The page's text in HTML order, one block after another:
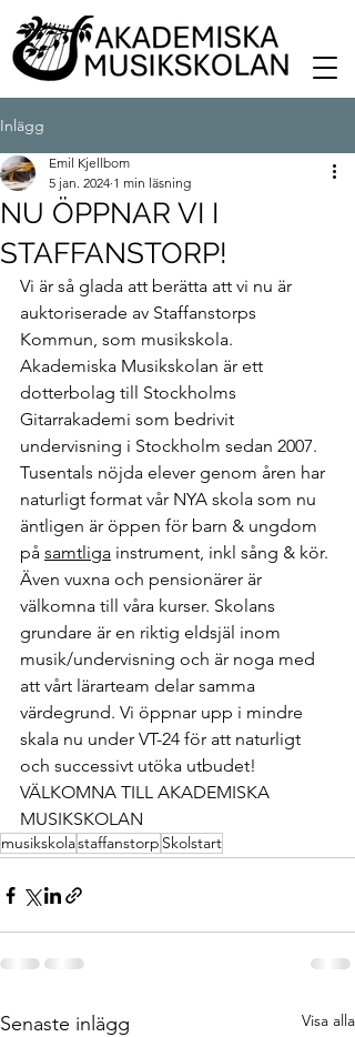
Inlägg
NU ÖPPNAR VI I
STAFFANSTORP!
Emil Kjellbom
5 jan. 2024 1 min läsning
Vi är så glada att berätta att vi nu är
auktoriserade av Staffanstorps
Kommun, som musikskola.
Akademiska Musikskolan är ett
dotterbolag till Stockholms
Gitarrakademi som bedrivit
undervisning i Stockholm sedan 2007.
Tusentals nöjda elever genom åren har
naturligt format vår NYA skola som nu
äntligen är öppen för barn & ungdom
på samtliga instrument, inkl sång & kör.
Även vuxna och pensionärer är
välkomna till våra kurser. Skolans
grundare är en riktig eldsjäl inom
musik/undervisning och är noga med
att vårt lärarteam delar samma
värdegrund. Vi öppnar upp i mindre
skala nu under VT-24 för att naturligt
och successivt utöka utbudet!
VÄLKOMNA TILL AKADEMISKA
MUSIKSKOLAN
musikskolastaffanstorp Skolstart
Senaste inlägg Visa alla